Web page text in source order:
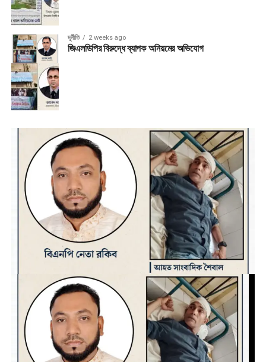
দূর্নীতি 2 weeks ago
জিএলডিপির বিরুদ্ধে ব্যাপক অনিয়মের অভিযোগ